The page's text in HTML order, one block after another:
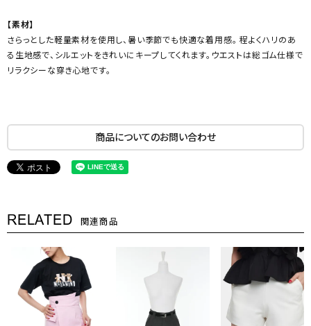
【素材】
さらっとした軽量素材を使用し、暑い季節でも快適な着用感。 程よくハリのあ
る生地感で、シルエットをきれいにキープしてくれます。ウエストは総ゴム仕様で
リラクシーな穿き心地です。
商品についてのお問い合わせ
RELATED 関連商品